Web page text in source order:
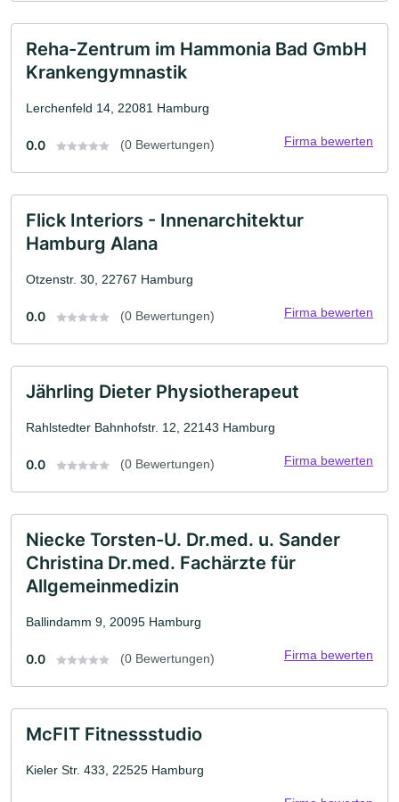
Reha-Zentrum im Hammonia Bad GmbH
Krankengymnastik
Lerchenfeld 14, 22081 Hamburg
0.0 (0 Bewertungen) Firma bewerten
Flick Interiors - Innenarchitektur
Hamburg Alana
Otzenstr. 30, 22767 Hamburg
0.0 (0 Bewertungen) Firma bewerten
Jährling Dieter Physiotherapeut
Rahlstedter Bahnhofstr. 12, 22143 Hamburg
0.0 (0 Bewertungen) Firma bewerten
Niecke Torsten-U. Dr.med. u. Sander
Christina Dr.med. Fachärzte für
Allgemeinmedizin
Ballindamm 9, 20095 Hamburg
0.0 (0 Bewertungen) Firma bewerten
McFIT Fitnessstudio
Kieler Str. 433, 22525 Hamburg